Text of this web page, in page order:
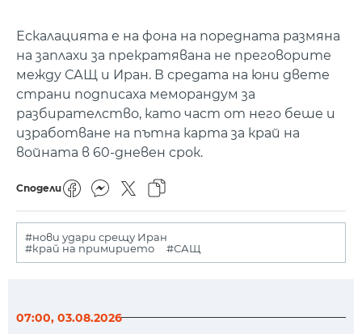
Ескалацията е на фона на поредната размяна
на заплахи за прекратявана не преговорите
между САЩ и Иран. В средата на юни двете
страни подписаха меморандум за
разбирателство, като част от него беше и
изработване на пътна карта за край на
войната в 60-дневен срок.
Сподели
#нови удари срещу Иран
#край на примирието
#САЩ
07:00, 03.08.2026